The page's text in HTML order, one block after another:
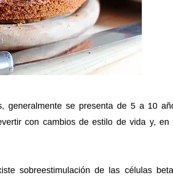
generalmente se presenta de 5 a 10
con cambios de estilo de vida y, en
sobreestimulación de las células